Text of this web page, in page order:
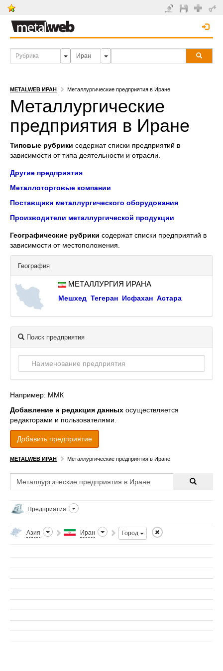
METALWEB ИРАН Металлургические предприятия в Иране
Металлургические
предприятия в Иране
Типовые рубрики содержат списки предприятий в
зависимости от типа деятельности и отрасли.
Другие предприятия
Металлоторговые компании
Поставщики металлургического оборудования
Производители металлургической продукции
Географические рубрики содержат списки предприятий в
зависимости от местоположения.
География
МЕТАЛЛУРГИЯ ИРАНА
Мешхед Тегеран Исфахан Астара
Поиск предприятия
Например: ММК
Добавление и редакция данных осуществляется
редакторами и пользователями.
Добавить предприятие
METALWEB ИРАН Металлургические предприятия в Иране
Предприятия
Азия Иран Город